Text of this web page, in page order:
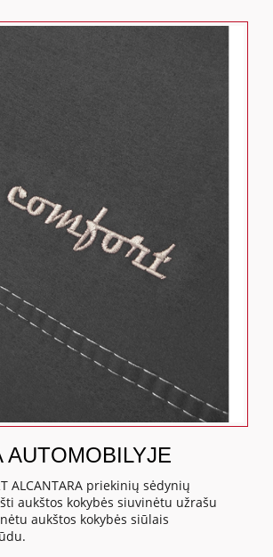
AUTOMOBILYJE
ALCANTARA priekinių sėdynių
aukštos kokybės siuvinėtu užrašu
aukštos kokybės siūlais